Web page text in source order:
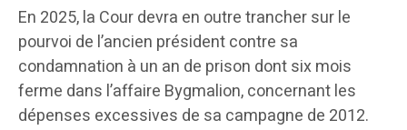
En 2025, la Cour devra en outre trancher sur le
pourvoi de l’ancien président contre sa
condamnation à un an de prison dont six mois
ferme dans l’affaire Bygmalion, concernant les
dépenses excessives de sa campagne de 2012.